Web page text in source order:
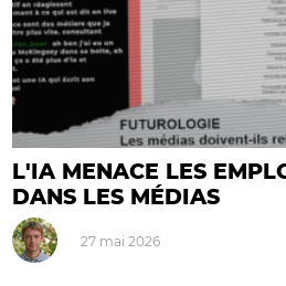
L'IA MENACE LES
DANS LES MÉDIAS
27 mai 2026